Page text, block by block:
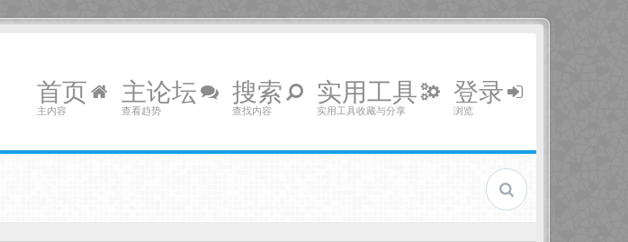
首页
主内容
主论坛
查看趋势
搜索
查找内容
实用工具
实用工具收藏与分享
登录
浏览